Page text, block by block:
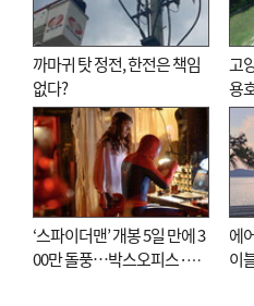
까마귀 탓 정전, 한전은 책임
없다?
고
용
‘스파이더맨’ 개봉 5일 만에 3
00만 돌풍…박스오피스·예
에
이